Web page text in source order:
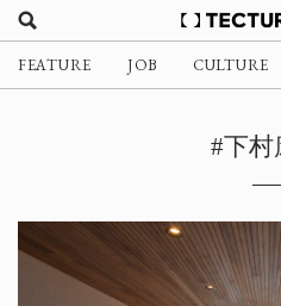
FEATURE JOB CULTURE
#下村